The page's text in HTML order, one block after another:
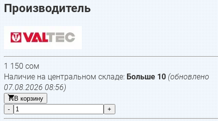
Производитель
1 150сом
Наличие на центральном складе: Больше 10 (обновлено
07.08.2026 08:56)
В корзину
-
+